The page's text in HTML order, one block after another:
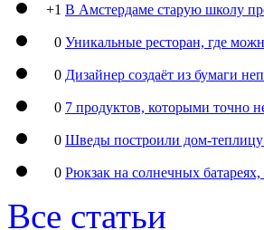
+1 В Амстердаме старую школу
0 Уникальные ресторан, где
0 Дизайнер создаёт из бумаги
0 7 продуктов, которыми точно
0 Шведы построили дом-теплицу
0 Рюкзак на солнечных
Все статьи